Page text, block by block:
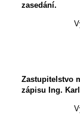
zasedání.
Zastupitelstvo
zápisu Ing.